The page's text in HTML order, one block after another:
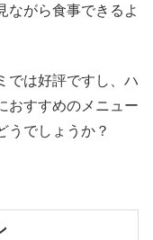
ながら食事できるよ
では好評ですし、ハ
おすすめのメニュー
うでしょうか？